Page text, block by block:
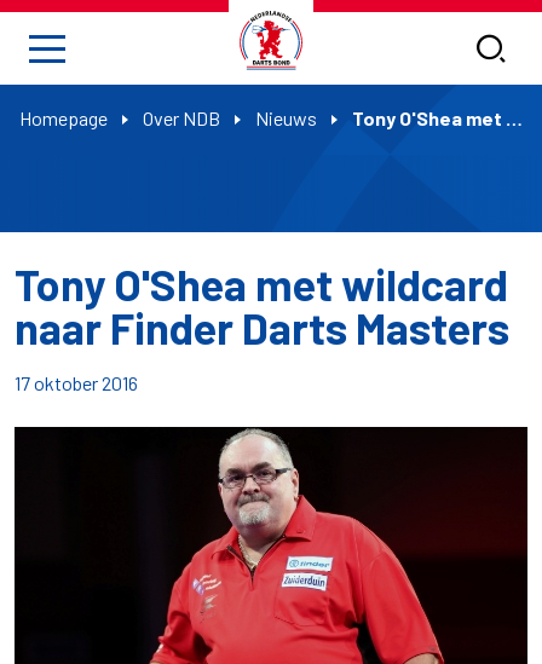
Homepage Over NDB Nieuws Tony O'Shea met wildcard naar Finder Darts Masters
Tony O'Shea met wildcard
naar Finder Darts Masters
17 oktober 2016